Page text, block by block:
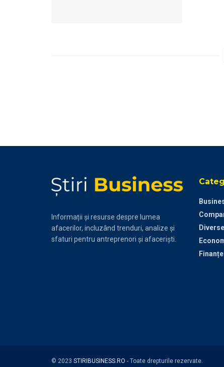
Informații și resurse despre lumea
afacerilor, incluzând trenduri, analize și
sfaturi pentru antreprenori și afaceriști.
Diverse
© 2023 STIRIBUSINESS.RO - Toate drepturile rezervate.